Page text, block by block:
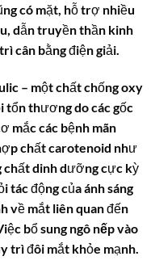
có mặt, hỗ trợ nhiều
dẫn truyền thần kinh
cân bằng điện giải.
– một chất chống oxy
tổn thương do các gốc
mắc các bệnh mãn
chất carotenoid như
chất dinh dưỡng cực kỳ
tác động của ánh sáng
về mắt liên quan đến
bổ sungngô nếpvào
trì đôi mắt khỏe mạnh.